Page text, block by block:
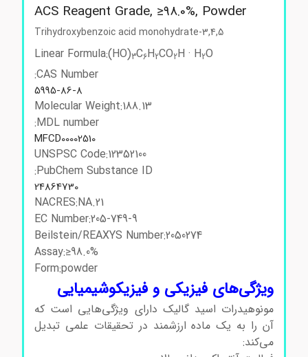
ACS Reagent Grade, ≥98.0%, Powder
3,4,5-Trihydroxybenzoic acid monohydrate
Linear Formula:(HO)3C6H2CO 2 H · H
CAS Number:
5995-86-8
Molecular Weight:188.13
MDL number:
MFCD00002510
UNSPSC Code:12352100
PubChem Substance ID:
24864730
NACRES:NA.21
EC Number:205-749-9
Beilstein/REAXYS Number:2050274
Assay:≥98.0%
Form:powder
ویژگی‌های فیزیکی و فیزیکوشیمیایی
مونوهیدرات اسید گالیک دارای ویژگی‌هایی است که
آن را به یک ماده ارزشمند در تحقیقات علمی تبدیل
می‌کند: